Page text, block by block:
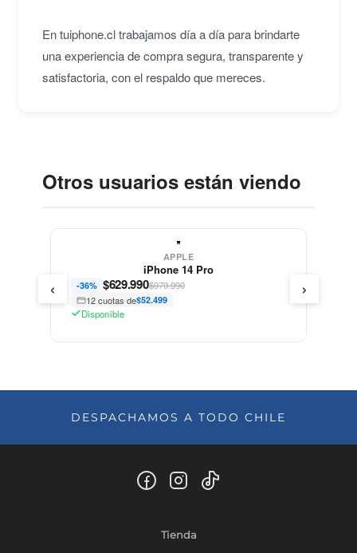
En tuiphone.cl trabajamos día a día para brindarte
una experiencia de compra segura, transparente y
satisfactoria, con el respaldo que mereces.
Otros usuarios están viendo
APPLE
iPhone 14 Pro
-36% $629.990$979.990
12 cuotas de$52.499
Disponible
‹ ›
DESPACHAMOS A TODO CHILE
Tienda